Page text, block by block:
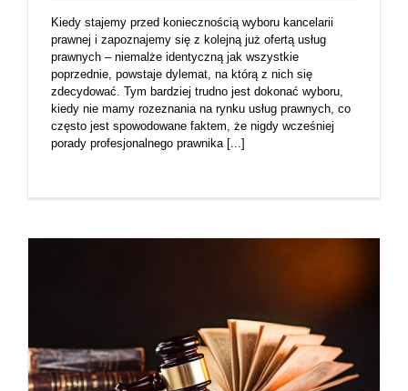
Kiedy stajemy przed koniecznością wyboru kancelarii
prawnej i zapoznajemy się z kolejną już ofertą usług
prawnych – niemalże identyczną jak wszystkie
poprzednie, powstaje dylemat, na którą z nich się
zdecydować. Tym bardziej trudno jest dokonać wyboru,
kiedy nie mamy rozeznania na rynku usług prawnych, co
często jest spowodowane faktem, że nigdy wcześniej
porady profesjonalnego prawnika [...]